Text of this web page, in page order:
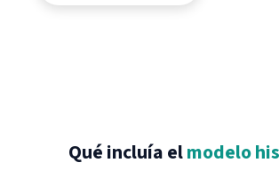
Redacción de contenidos
Qué incluía elmodelo